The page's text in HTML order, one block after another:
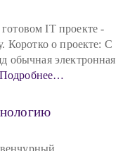
IT проекте -
Коротко о проекте: С
обычная электронная
Подробнее…